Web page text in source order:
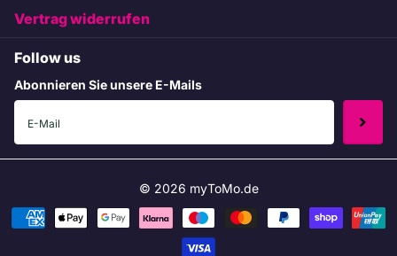
Vertrag widerrufen
Follow us
Abonnieren Sie unsere E-Mails
© 2026 myToMo.de